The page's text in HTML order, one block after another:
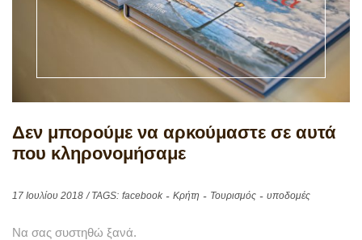
Δεν μπορούμε να αρκούμαστε σε αυτά
που κληρονομήσαμε
17 Ιουλίου 2018 / TAGS: facebook Κρήτη Τουρισμός υποδομές
Να σας συστηθώ ξανά.